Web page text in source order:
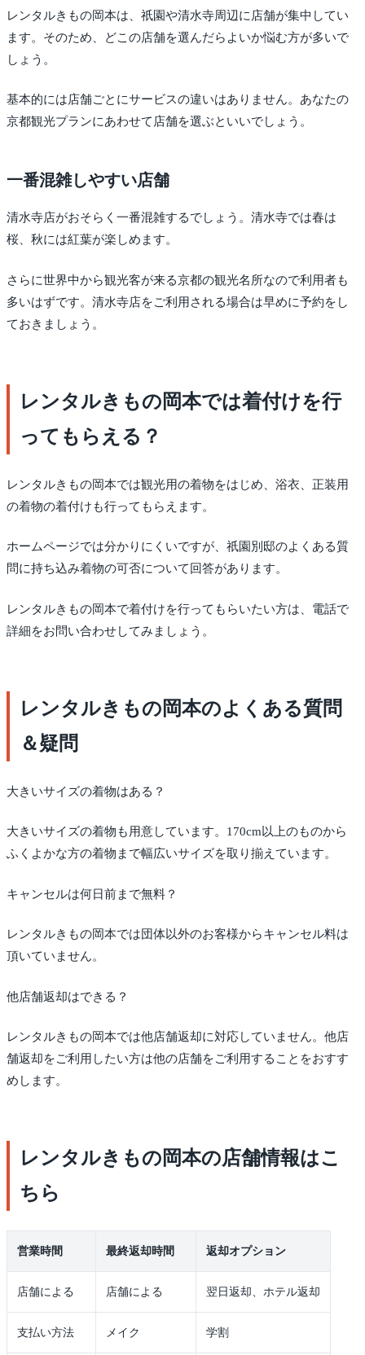
レンタルきもの岡本は、祇園や清水寺周辺に店舗が集中してい
ます。そのため、どこの店舗を選んだらよいか悩む方が多いで
しょう。
基本的には店舗ごとにサービスの違いはありません。あなたの
京都観光プランにあわせて店舗を選ぶといいでしょう。
一番混雑しやすい店舗
清水寺店がおそらく一番混雑するでしょう。清水寺では春は
桜、秋には紅葉が楽しめます。
さらに世界中から観光客が来る京都の観光名所なので利用者も
多いはずです。清水寺店をご利用される場合は早めに予約をし
ておきましょう。
レンタルきもの岡本では着付けを行
ってもらえる？
レンタルきもの岡本では観光用の着物をはじめ、浴衣、正装用
の着物の着付けも行ってもらえます。
ホームページでは分かりにくいですが、祇園別邸のよくある質
問に持ち込み着物の可否について回答があります。
レンタルきもの岡本で着付けを行ってもらいたい方は、電話で
詳細をお問い合わせしてみましょう。
レンタルきもの岡本のよくある質問
＆疑問
大きいサイズの着物はある？
大きいサイズの着物も用意しています。170cm以上のものから
ふくよかな方の着物まで幅広いサイズを取り揃えています。
キャンセルは何日前まで無料？
レンタルきもの岡本では団体以外のお客様からキャンセル料は
頂いていません。
他店舗返却はできる？
レンタルきもの岡本では他店舗返却に対応していません。他店
舗返却をご利用したい方は他の店舗をご利用することをおすす
めします。
レンタルきもの岡本の店舗情報はこ
ちら
営業時間 最終返却時間 返却オプション
店舗による 店舗による 翌日返却、ホテル返却
支払い方法 メイク 学割